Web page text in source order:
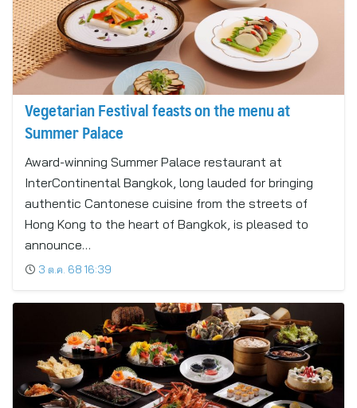
Vegetarian Festival feasts on the menu at
Summer Palace
Award-winning Summer Palace restaurant at
InterContinental Bangkok, long lauded for bringing
authentic Cantonese cuisine from the streets of
Hong Kong to the heart of Bangkok, is pleased to
announce…
3 ต.ค. 68 16:39